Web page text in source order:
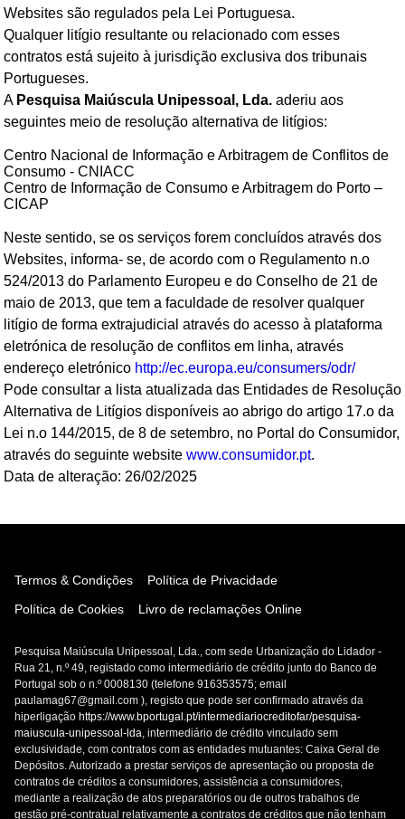
Websites são regulados pela Lei Portuguesa.
Qualquer litígio resultante ou relacionado com esses
contratos está sujeito à jurisdição exclusiva dos tribunais
Portugueses.
A Pesquisa Maiúscula Unipessoal, Lda. aderiu aos
seguintes meio de resolução alternativa de litígios:
Centro Nacional de Informação e Arbitragem de Conflitos de
Consumo - CNIACC
Centro de Informação de Consumo e Arbitragem do Porto –
CICAP
Neste sentido, se os serviços forem concluídos através dos
Websites, informa- se, de acordo com o Regulamento n.o
524/2013 do Parlamento Europeu e do Conselho de 21 de
maio de 2013, que tem a faculdade de resolver qualquer
litígio de forma extrajudicial através do acesso à plataforma
eletrónica de resolução de conflitos em linha, através
endereço eletrónico http://ec.europa.eu/consumers/odr/
Pode consultar a lista atualizada das Entidades de Resolução
Alternativa de Litígios disponíveis ao abrigo do artigo 17.o da
Lei n.o 144/2015, de 8 de setembro, no Portal do Consumidor,
através do seguinte website www.consumidor.pt.
Data de alteração: 26/02/2025
Termos & Condições
Política de Privacidade
Política de Cookies
Livro de reclamações Online
Pesquisa Maiúscula Unipessoal, Lda., com sede Urbanização do Lidador -
Rua 21, n.º 49, registado como intermediário de crédito junto do Banco de
Portugal sob o n.º 0008130 (telefone 916353575; email
paulamag67@gmail.com ), registo que pode ser confirmado através da
hiperligação https://www.bportugal.pt/intermediariocreditofar/pesquisa-
maiuscula-unipessoal-lda, intermediário de crédito vinculado sem
exclusividade, com contratos com as entidades mutuantes: Caixa Geral de
Depósitos. Autorizado a prestar serviços de apresentação ou proposta de
contratos de créditos a consumidores, assistência a consumidores,
mediante a realização de atos preparatórios ou de outros trabalhos de
gestão pré-contratual relativamente a contratos de créditos que não tenham